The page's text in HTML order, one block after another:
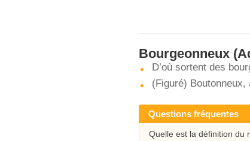
Bourgeonneux
D’où sortent des
(Figuré) Boutonneux,
Questions fréquentes
Quelle est la définition du